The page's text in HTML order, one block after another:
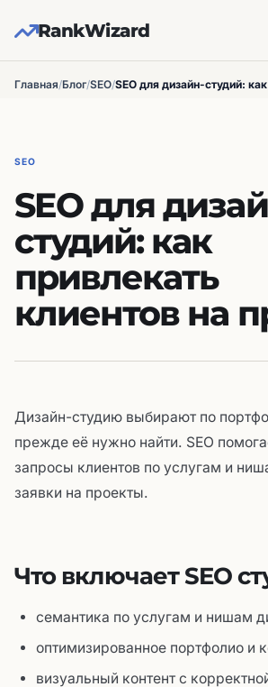
RankWizard
Главная/Блог/SEO/
SEO
SEO для
студий: как
привлекать
клиентов на
Дизайн-студию выбирают по
прежде её нужно найти. SEO
запросы клиентов по услугам и
заявки на проекты.
Что включает SEO
семантика по услугам и нишам
оптимизированное портфолио и
визуальный контент с